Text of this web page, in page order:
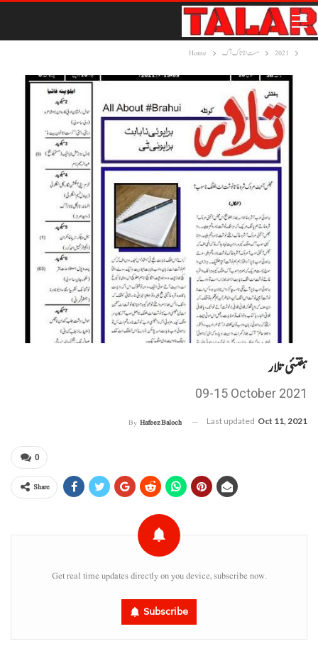
Home مست انا تاک آک 2021
ہفتئی تلار
09-15 October 2021
By Hafeez Baloch Last updated Oct 11, 2021
0
Share
Get real time updates directly on you device, subscribe now.
Subscribe